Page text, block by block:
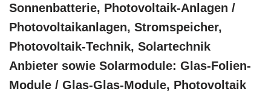
Sonnenbatterie, Photovoltaik-Anlagen /
Photovoltaikanlagen, Stromspeicher,
Photovoltaik-Technik, Solartechnik
Anbieter sowie Solarmodule: Glas-Folien-
Module / Glas-Glas-Module, Photovoltaik